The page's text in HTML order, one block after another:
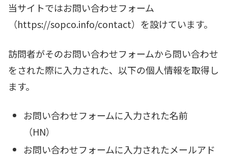
当サイトではお問い合わせフォーム
（https://sopco.info/contact）を設けています。
訪問者がそのお問い合わせフォームから問い合わせ
をされた際に入力された、以下の個人情報を取得し
ます。
お問い合わせフォームに入力された名前
（HN）
お問い合わせフォームに入力されたメールアド